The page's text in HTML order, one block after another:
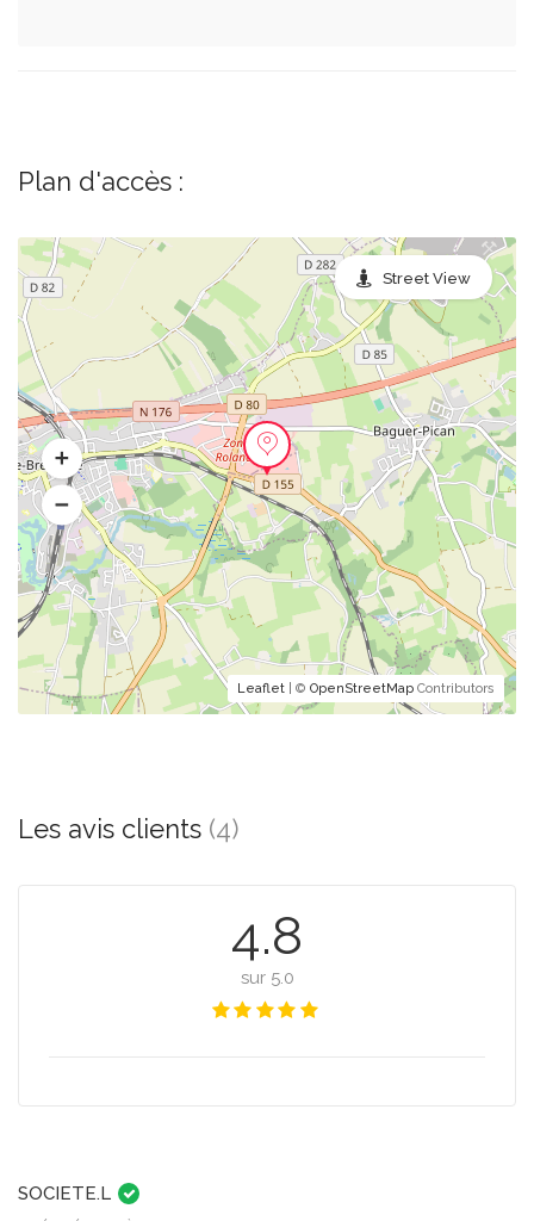
Plan d'accès :
Leaflet | © OpenStreetMap Contributors
Street View
Les avis clients (4)
4.8
sur 5.0
SOCIETE.L